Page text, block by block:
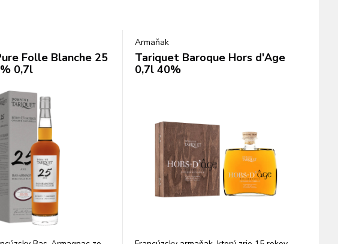
Folle Blanche 25
0,7l
Armaňak
Tariquet Baroque Hors d'Age
0,7l 40%